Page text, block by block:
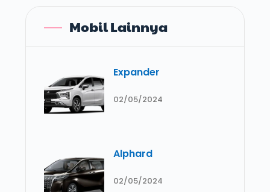
Mobil Lainnya
Expander
02/05/2024
Alphard
02/05/2024